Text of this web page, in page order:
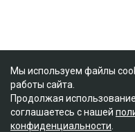
Мы используем файлы
работы сайта.
Продолжая
соглашаетесь с нашей
конфиденциальности